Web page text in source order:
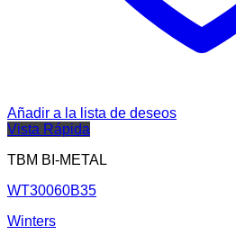
Añadir a la lista de deseos
Vista Rápida
TBM BI-METAL
WT30060B35
Winters